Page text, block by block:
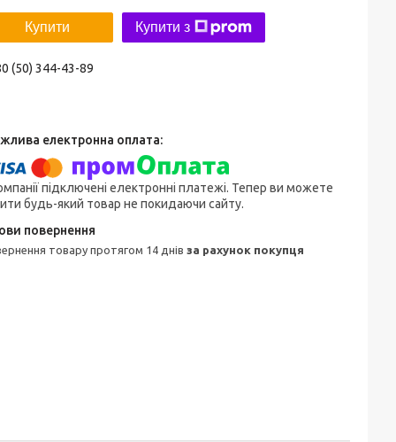
Купити Купити з
(50) 344-43-89
підключені електронні платежі. Тепер ви можете
будь-який товар не покидаючи сайту.
товару протягом 14 днів за рахунок покупця